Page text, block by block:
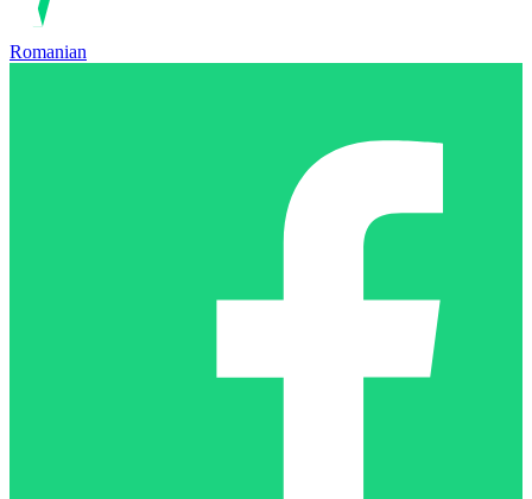
Romanian